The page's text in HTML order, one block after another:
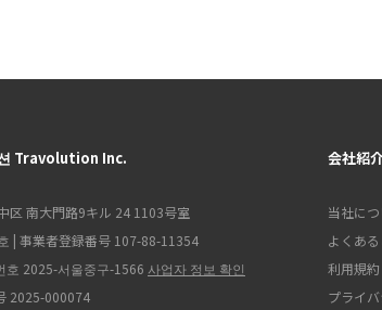
Travolution Inc.
区 南大門路9キル 24 1103号室
| 事業者登録番号 107-88-11354
호 2025-서울중구-1566 사업자 정보 확인
2025-000074
会社紹
当社に
よくあ
利用規約
プライ